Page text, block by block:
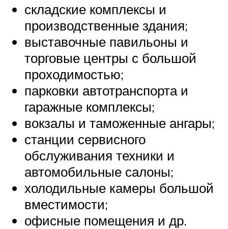
складские комплексы и
производственные здания;
выставочные павильоны и
торговые центры с большой
проходимостью;
парковки автотранспорта и
гаражные комплексы;
вокзалы и таможенные ангары;
станции сервисного
обслуживания техники и
автомобильные салоны;
холодильные камеры большой
вместимости;
офисные помещения и др.